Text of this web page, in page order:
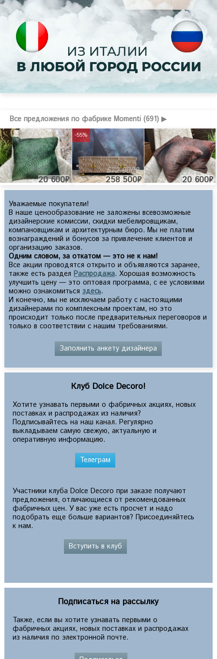
Все предложения по фабрике Momenti (691) ▶
20 600₽
572 000₽
258 500₽
-55%
20 600₽
Уважаемые покупатели!
В наше ценообразование не заложены всевозможные
дизайнерские комиссии, скидки мебелировщикам,
компановщикам и архитектурным бюро. Мы не платим
вознаграждений и бонусов за привлечение клиентов и
организацию заказов.
Одним словом, за откатом — это не к нам!
Все акции проводятся открыто и объявляются заранее,
также есть раздел Распродажа. Хорошая возможность
улучшить цену — это оптовая программа, с ее условиями
можно ознакомиться здесь.
И конечно, мы не исключаем работу с настоящими
дизайнерами по комплексным проектам, но это
происходит только после предварительных переговоров и
только в соответствии с нашим требованиями.
Заполнить анкету дизайнера
Клуб Dolce Decoro!
Хотите узнавать первыми о фабричных акциях, новых
поставках и распродажах из наличия?
Подписывайтесь на наш канал. Регулярно
выкладываем самую свежую, актуальную и
оперативную информацию.
Телеграм
Участники клуба Dolce Decoro при заказе получают
предложения, отличающиеся от рекомендованных
фабричных цен. У вас уже есть просчет и надо
подобрать еще больше вариантов? Присоединяйтесь
к нам.
Вступить в клуб
Подписаться на рассылку
Также, если вы хотите узнавать первыми о
фабричных акциях, новых поставках и распродажах
из наличия по электронной почте.